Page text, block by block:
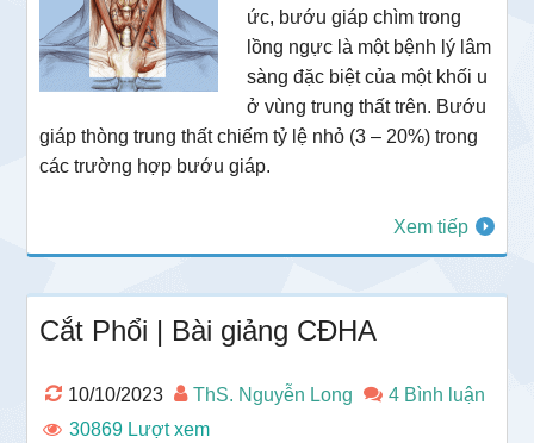
ức, bướu giáp chìm trong
lồng ngực là một bệnh lý lâm
sàng đặc biệt của một khối u
ở vùng trung thất trên. Bướu
giáp thòng trung thất chiếm tỷ lệ nhỏ (3 – 20%) trong
các trường hợp bướu giáp.
Xem tiếp
Cắt Phổi | Bài giảng CĐHA
10/10/2023 ThS. Nguyễn Long
4 Bình luận
30869